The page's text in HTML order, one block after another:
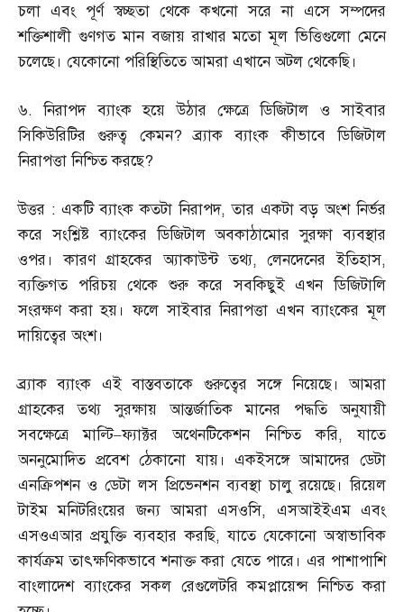
চলা এবং পূর্ণ স্বচ্ছতা থেকে কখনো সরে না এসে সম্পদের
শক্তিশালী গুণগত মান বজায় রাখার মতো মূল ভিত্তিগুলো মেনে
চলেছে। যেকোনো পরিস্থিতিতে আমরা এখানে অটল থেকেছি।
৬.নিরাপদ ব্যাংক হয়ে উঠার ক্ষেত্রে ডিজিটাল ও সাইবার
সিকিউরিটির গুরুত্ব কেমন?ব্র্যাক ব্যাংক কীভাবে ডিজিটাল
নিরাপত্তা নিশ্চিত করছে?
উত্তর : একটি ব্যাংক কতটা নিরাপদ,তার একটা বড় অংশ নির্ভর
করে সংশ্লিষ্ট ব্যাংকের ডিজিটাল অবকাঠামোর সুরক্ষা ব্যবস্থার
ওপর। কারণ গ্রাহকের অ্যাকাউন্ট তথ্য,লেনদেনের ইতিহাস,
ব্যক্তিগত পরিচয় থেকে শুরু করে সবকিছুই এখন ডিজিটালি
সংরক্ষণ করা হয়। ফলে সাইবার নিরাপত্তা এখন ব্যাংকের মূল
দায়িত্বের অংশ।
ব্র্যাক ব্যাংক এই বাস্তবতাকে গুরুত্বের সঙ্গে নিয়েছে। আমরা
গ্রাহকের তথ্য সুরক্ষায় আন্তর্জাতিক মানের পদ্ধতি অনুযায়ী
সবক্ষেত্রে মাল্টি–ফ্যাক্টর অথেনটিকেশন নিশ্চিত করি,যাতে
অননুমোদিত প্রবেশ ঠেকানো যায়। একইসঙ্গে আমাদের ডেটা
এনক্রিপশন ও ডেটা লস প্রিভেনশন ব্যবস্থা চালু রয়েছে। রিয়েল
টাইম মনিটরিংয়ের জন্য আমরা এসওসি, এসআইইএম এবং
এসওএআর প্রযুক্তি ব্যবহার করছি,যাতে যেকোনো অস্বাভাবিক
কার্যক্রম তাৎক্ষণিকভাবে শনাক্ত করা যেতে পারে। এর পাশাপাশি
বাংলাদেশ ব্যাংকের সকল রেগুলেটরি কমপ্লায়েন্স নিশ্চিত করা